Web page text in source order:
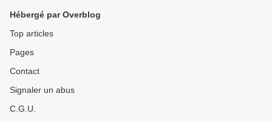
Hébergé par Overblog
Top articles
Pages
Contact
Signaler un abus
C.G.U.